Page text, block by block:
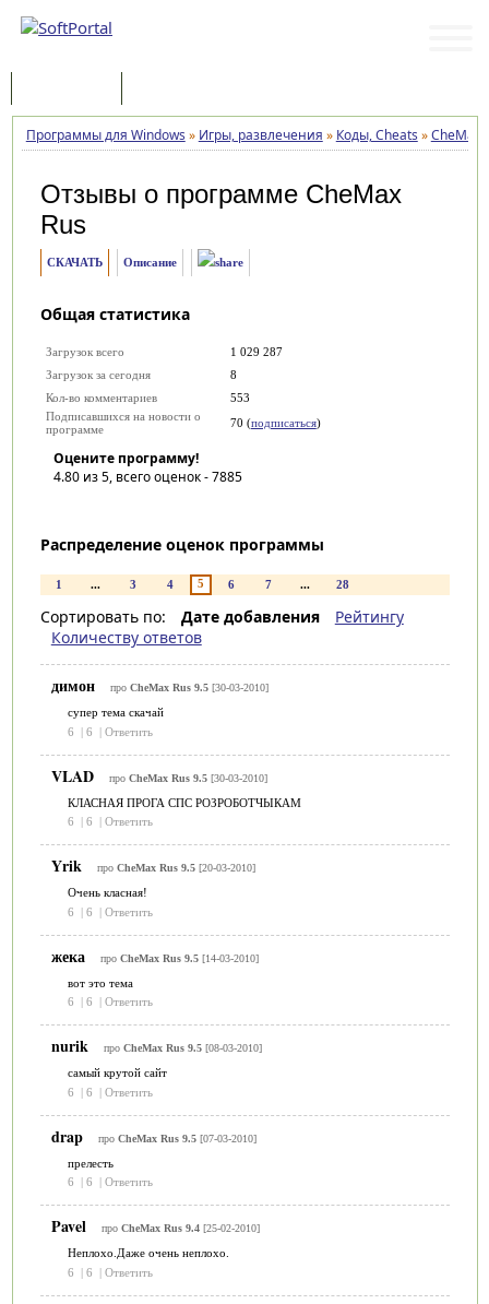
Программы для Windows » Игры, развлечения » Коды, Cheats »CheMax
Отзывы о программе CheMax
Rus
СКАЧАТЬ Описание
Общая статистика
Загрузок всего
1 029 287
Загрузок за сегодня
8
Кол-во комментариев
553
Подписавшихся на новости о
программе
70 (подписаться)
Оцените программу!
4.80из 5, всего оценок -7885
Распределение оценок программы
1 ... 3 4 5 6 7 ... 28
Сортировать по: Дате добавления
Рейтингу
Количеству ответов
димон про CheMax Rus 9.5[30-03-2010]
супер тема скачай
6
| 6 | Ответить
VLAD про CheMax Rus 9.5[30-03-2010]
КЛАСНАЯ ПРОГА СПС РОЗРОБОТЧЫКАМ
6
| 6 | Ответить
Yrik про CheMax Rus 9.5[20-03-2010]
Очень класная!
6
| 6 | Ответить
жека про CheMax Rus 9.5[14-03-2010]
вот это тема
6
| 6 | Ответить
nurik про CheMax Rus 9.5[08-03-2010]
самый крутой сайт
6
| 6 | Ответить
drap про CheMax Rus 9.5[07-03-2010]
прелесть
6
| 6 | Ответить
Pavel про CheMax Rus 9.4[25-02-2010]
Неплохо.Даже очень неплохо.
6
| 6 | Ответить